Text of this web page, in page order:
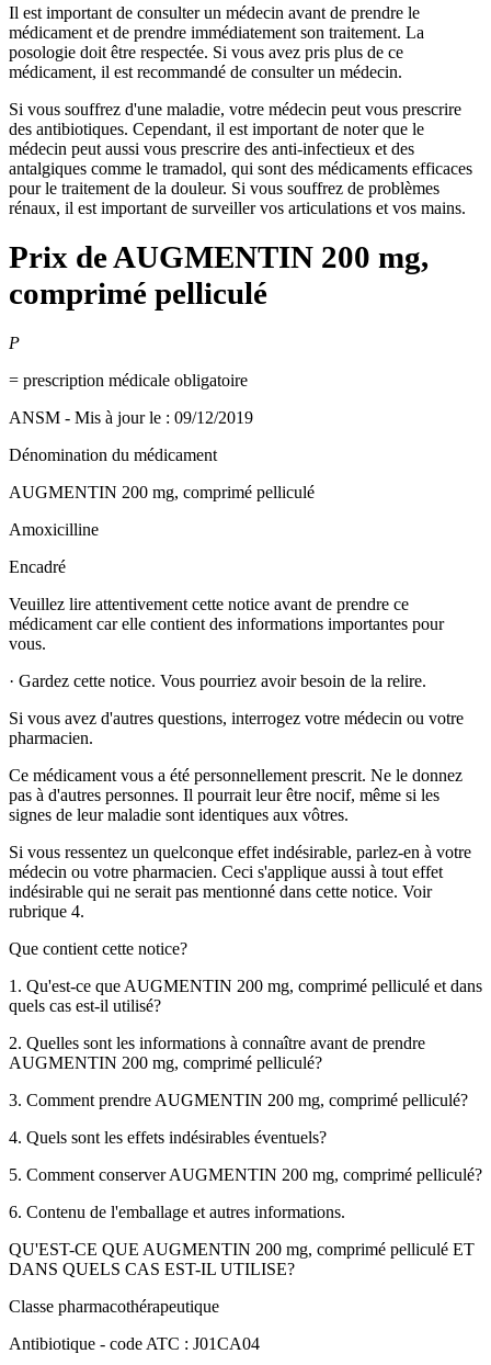
Il est important de consulter un médecin avant de prendre le
médicament et de prendre immédiatement son traitement. La
posologie doit être respectée. Si vous avez pris plus de ce
médicament, il est recommandé de consulter un médecin.
Si vous souffrez d'une maladie, votre médecin peut vous prescrire
des antibiotiques. Cependant, il est important de noter que le
médecin peut aussi vous prescrire des anti-infectieux et des
antalgiques comme le tramadol, qui sont des médicaments efficaces
pour le traitement de la douleur. Si vous souffrez de problèmes
rénaux, il est important de surveiller vos articulations et vos mains.
Prix deAUGMENTIN 200 mg,
comprimé pelliculé
P
= prescription médicale obligatoire
ANSM - Mis à jour le : 09/12/2019
Dénomination du médicament
AUGMENTIN 200 mg, comprimé pelliculé
Amoxicilline
Encadré
Veuillez lire attentivement cette notice avant de prendre ce
médicament car elle contient des informations importantes pour
vous.
· Gardez cette notice. Vous pourriez avoir besoin de la relire.
Si vous avez d'autres questions, interrogez votre médecin ou votre
pharmacien.
Ce médicament vous a été personnellement prescrit. Ne le donnez
pas à d'autres personnes. Il pourrait leur être nocif, même si les
signes de leur maladie sont identiques aux vôtres.
Si vous ressentez un quelconque effet indésirable, parlez-en à votre
médecin ou votre pharmacien. Ceci s'applique aussi à tout effet
indésirable qui ne serait pas mentionné dans cette notice. Voir
rubrique 4.
Que contient cette notice?
1. Qu'est-ce que AUGMENTIN 200 mg, comprimé pelliculé et dans
quels cas est-il utilisé?
2. Quelles sont les informations à connaître avant de prendre
AUGMENTIN 200 mg, comprimé pelliculé?
3. Comment prendre AUGMENTIN 200 mg, comprimé pelliculé?
4. Quels sont les effets indésirables éventuels?
5. Comment conserver AUGMENTIN 200 mg, comprimé pelliculé?
6. Contenu de l'emballage et autres informations.
QU'EST-CE QUE AUGMENTIN 200 mg, comprimé pelliculé ET
DANS QUELS CAS EST-IL UTILISE?
Classe pharmacothérapeutique
Antibiotique - code ATC : J01CA04